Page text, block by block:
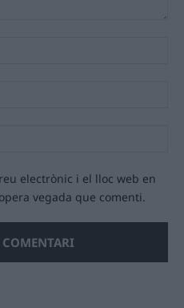
electrònic i el lloc web en
vegada que comenti.